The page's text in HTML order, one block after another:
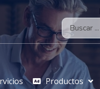
Productos